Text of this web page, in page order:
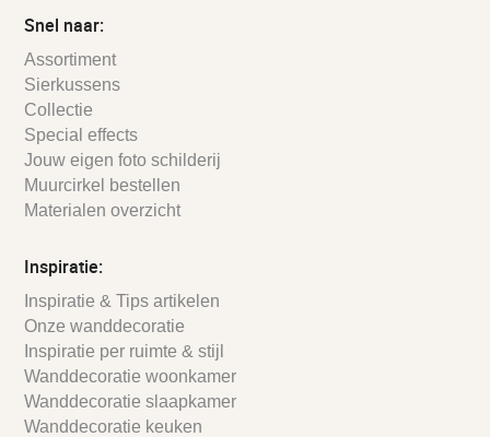
Snel naar:
Assortiment
Sierkussens
Collectie
Special effects
Jouw eigen foto schilderij
Muurcirkel bestellen
Materialen overzicht
Inspiratie:
Inspiratie & Tips artikelen
Onze wanddecoratie
Inspiratie per ruimte & stijl
Wanddecoratie woonkamer
Wanddecoratie slaapkamer
Wanddecoratie keuken